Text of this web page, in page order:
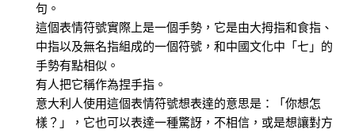
句。
這個表情符號實際上是一個手勢，它是由大拇指和食指、
中指以及無名指組成的一個符號，和中國文化中「七」的
手勢有點相似。
有人把它稱作為捏手指。
意大利人使用這個表情符號想表達的意思是：「你想怎
樣？」，它也可以表達一種驚訝，不相信，或是想讓對方